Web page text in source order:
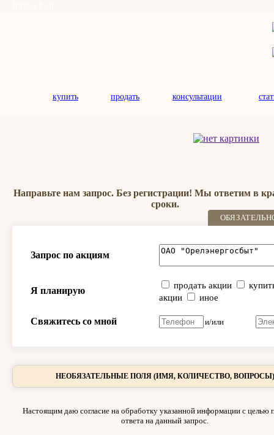
купить продать консультации
Направьте нам запрос. Без регистрации! Мы ответим в
сроки.
Запрос по акциям
Я планирую продать акции
акции
иное
Свяжитесь со мной и/или
НЕОБЯЗАТЕЛЬНЫЕ ПОЛЯ (ИМЯ, КОЛИЧЕСТВО, ВОПРОСЫ)
Настоящим даю согласие на обработку указанной информации с целью
ответа на данный запрос.